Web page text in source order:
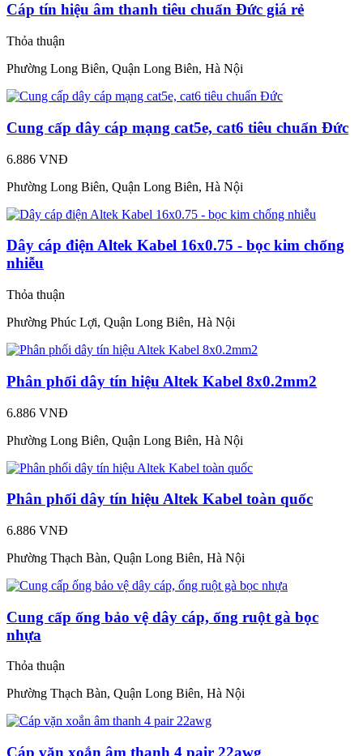
Cáp tín hiệu âm thanh tiêu chuẩn Đức giá rẻ
Thỏa thuận
Phường Long Biên, Quận Long Biên, Hà Nội
Cung cấp dây cáp mạng cat5e, cat6 tiêu chuẩn Đức
6.886 VNĐ
Phường Long Biên, Quận Long Biên, Hà Nội
Dây cáp điện Altek Kabel 16x0.75 - bọc kim chống
nhiễu
Thỏa thuận
Phường Phúc Lợi, Quận Long Biên, Hà Nội
Phân phối dây tín hiệu Altek Kabel 8x0.2mm2
6.886 VNĐ
Phường Long Biên, Quận Long Biên, Hà Nội
Phân phối dây tín hiệu Altek Kabel toàn quốc
6.886 VNĐ
Phường Thạch Bàn, Quận Long Biên, Hà Nội
Cung cấp ống bảo vệ dây cáp, ống ruột gà bọc
nhựa
Thỏa thuận
Phường Thạch Bàn, Quận Long Biên, Hà Nội
Cáp vặn xoắn âm thanh 4 pair 22awg